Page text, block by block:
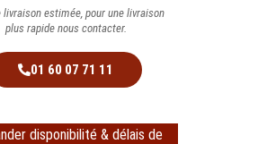
livraison estimée, pour une livraison
plus rapide nous contacter.
01 60 07 71 11
disponibilité & délais de